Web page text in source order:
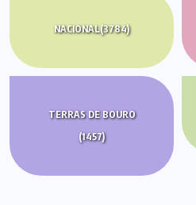
NACIONAL(3784)
TERRAS DE BOURO
(1457)